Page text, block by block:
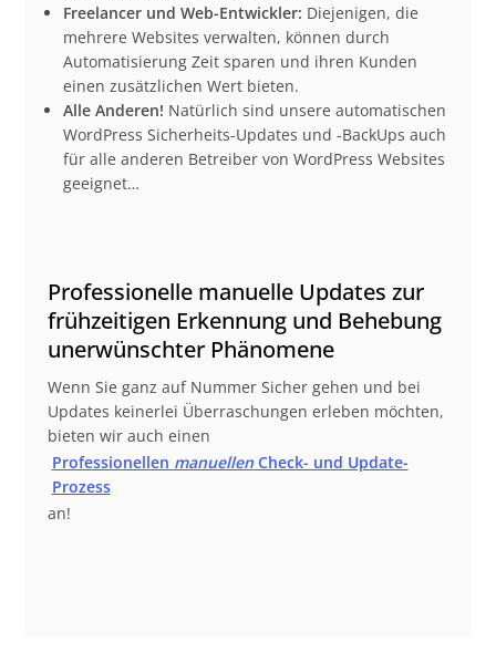
Freelancer und Web-Entwickler: Diejenigen, die
mehrere Websites verwalten, können durch
Automatisierung Zeit sparen und ihren Kunden
einen zusätzlichen Wert bieten.
Alle Anderen! Natürlich sind unsere automatischen
WordPress Sicherheits-Updates und -BackUps auch
für alle anderen Betreiber von WordPress Websites
geeignet…
Professionelle manuelle Updates zur
frühzeitigen Erkennung und Behebung
unerwünschter Phänomene
Wenn Sie ganz auf Nummer Sicher gehen und bei
Updates keinerlei Überraschungen erleben möchten,
bieten wir auch einen
Professionellen manuellenCheck- und Update-
Prozess
an!